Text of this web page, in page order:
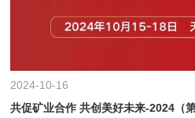
2024-10-16
共促矿业合作 共创美好未来-2024（